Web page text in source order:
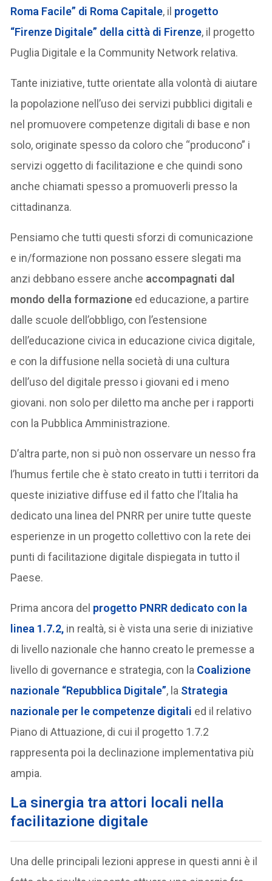
Roma Facile” di Roma Capitale, il progetto
“Firenze Digitale” della città di Firenze, il progetto
Puglia Digitale e la Community Network relativa.
Tante iniziative, tutte orientate alla volontà di aiutare
la popolazione nell’uso dei servizi pubblici digitali e
nel promuovere competenze digitali di base e non
solo, originate spesso da coloro che “producono” i
servizi oggetto di facilitazione e che quindi sono
anche chiamati spesso a promuoverli presso la
cittadinanza.
Pensiamo che tutti questi sforzi di comunicazione
e in/formazione non possano essere slegati ma
anzi debbano essere anche accompagnati dal
mondo della formazione ed educazione, a partire
dalle scuole dell’obbligo, con l’estensione
dell’educazione civica in educazione civica digitale,
e con la diffusione nella società di una cultura
dell’uso del digitale presso i giovani ed i meno
giovani. non solo per diletto ma anche per i rapporti
con la Pubblica Amministrazione.
D’altra parte, non si può non osservare un nesso fra
l’humus fertile che è stato creato in tutti i territori da
queste iniziative diffuse ed il fatto che l’Italia ha
dedicato una linea del PNRR per unire tutte queste
esperienze in un progetto collettivo con la rete dei
punti di facilitazione digitale dispiegata in tutto il
Paese.
Prima ancora del progetto PNRR dedicato con la
linea 1.7.2, in realtà, si è vista una serie di iniziative
di livello nazionale che hanno creato le premesse a
livello di governance e strategia, con la Coalizione
nazionale “Repubblica Digitale”, la Strategia
nazionale per le competenze digitali ed il relativo
Piano di Attuazione, di cui il progetto 1.7.2
rappresenta poi la declinazione implementativa più
ampia.
La sinergia tra attori locali nella
facilitazione digitale
Una delle principali lezioni apprese in questi anni è il